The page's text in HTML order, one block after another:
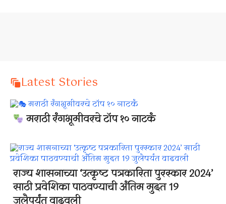
Latest Stories
मराठी रंगभूमीवरचे टॉप १० नाटकं
राज्य शासनाच्या ‘उत्कृष्ट पत्रकारिता पुरस्कार 2024’
साठी प्रवेशिका पाठवण्याची अंतिम मुदत 19